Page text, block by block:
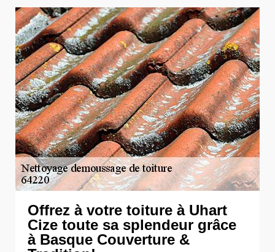
Offrez à votre toiture à Uhart
Cize toute sa splendeur grâce
à Basque Couverture &